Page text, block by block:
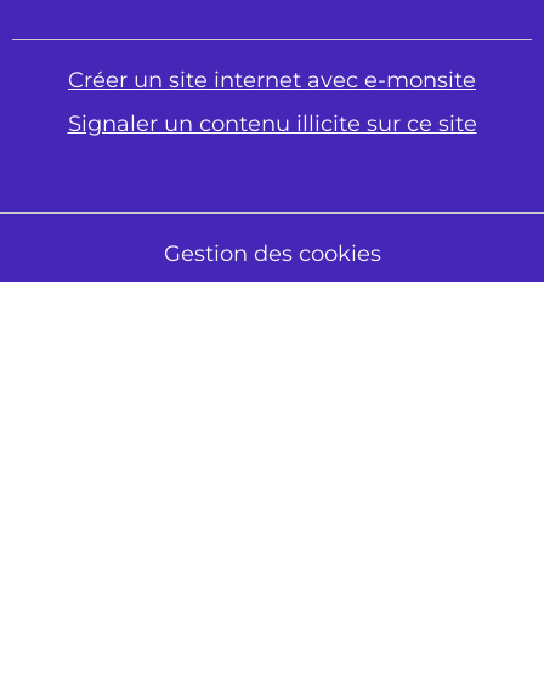
Créer un site internet avec e-monsite
Signaler un contenu illicite sur ce site
Gestion des cookies